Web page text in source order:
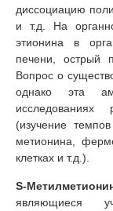
диссоциацию
и т.д. На
этионина в
печени, острый
Вопрос о
однако эта
исследованиях
(изучение
метионина,
клетках и т.д.).
S-
являющиеся